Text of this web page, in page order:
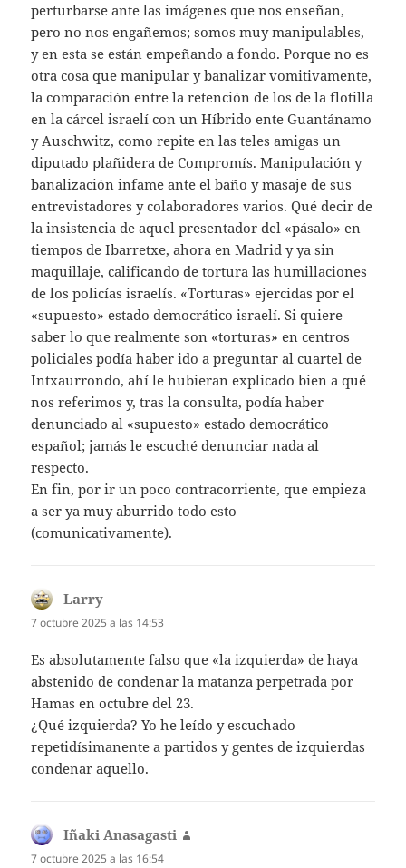
perturbarse ante las imágenes que nos enseñan,
pero no nos engañemos; somos muy manipulables,
y en esta se están empeñando a fondo. Porque no es
otra cosa que manipular y banalizar vomitivamente,
la comparación entre la retención de los de la flotilla
en la cárcel israelí con un Híbrido ente Guantánamo
y Auschwitz, como repite en las teles amigas un
diputado plañidera de Compromís. Manipulación y
banalización infame ante el baño y masaje de sus
entrevistadores y colaboradores varios. Qué decir de
la insistencia de aquel presentador del «pásalo» en
tiempos de Ibarretxe, ahora en Madrid y ya sin
maquillaje, calificando de tortura las humillaciones
de los policías israelís. «Torturas» ejercidas por el
«supuesto» estado democrático israelí. Si quiere
saber lo que realmente son «torturas» en centros
policiales podía haber ido a preguntar al cuartel de
Intxaurrondo, ahí le hubieran explicado bien a qué
nos referimos y, tras la consulta, podía haber
denunciado al «supuesto» estado democrático
español; jamás le escuché denunciar nada al
respecto.
En fin, por ir un poco contracorriente, que empieza
a ser ya muy aburrido todo esto
(comunicativamente).
Larry
7 octubre 2025 a las 14:53
Es absolutamente falso que «la izquierda» de haya
abstenido de condenar la matanza perpetrada por
Hamas en octubre del 23.
¿Qué izquierda? Yo he leído y escuchado
repetidísimanente a partidos y gentes de izquierdas
condenar aquello.
Iñaki Anasagasti
7 octubre 2025 a las 16:54